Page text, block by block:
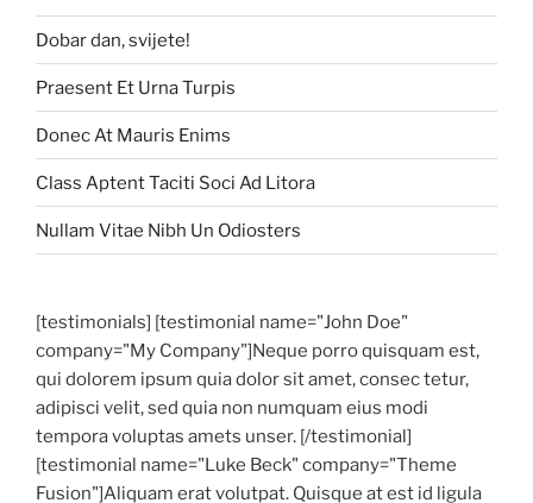
Dobar dan, svijete!
Praesent Et Urna Turpis
Donec At Mauris Enims
Class Aptent Taciti Soci Ad Litora
Nullam Vitae Nibh Un Odiosters
[testimonials] [testimonial name="John Doe"
company="My Company"]Neque porro quisquam est,
qui dolorem ipsum quia dolor sit amet, consec tetur,
adipisci velit, sed quia non numquam eius modi
tempora voluptas amets unser. [/testimonial]
[testimonial name="Luke Beck" company="Theme
Fusion"]Aliquam erat volutpat. Quisque at est id ligula